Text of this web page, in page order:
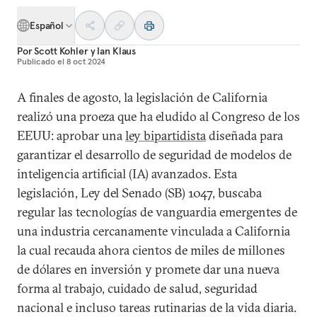
Español
PorScott KohleryIan Klaus
Publicado el 8 oct 2024
A finales de agosto, la legislación de California
realizó una proeza que ha eludido al Congreso de los
EEUU: aprobar unaley bipartidistadiseñada para
garantizar el desarrollo de seguridad de modelos de
inteligencia artificial (IA) avanzados. Esta
legislación, Ley del Senado (SB) 1047, buscaba
regular las tecnologías de vanguardia emergentes de
una industria cercanamente vinculada a California
la cual recauda ahora cientos de miles de millones
de dólares en inversión y promete dar una nueva
forma al trabajo, cuidado de salud, seguridad
nacional e incluso tareas rutinarias de la vida diaria.